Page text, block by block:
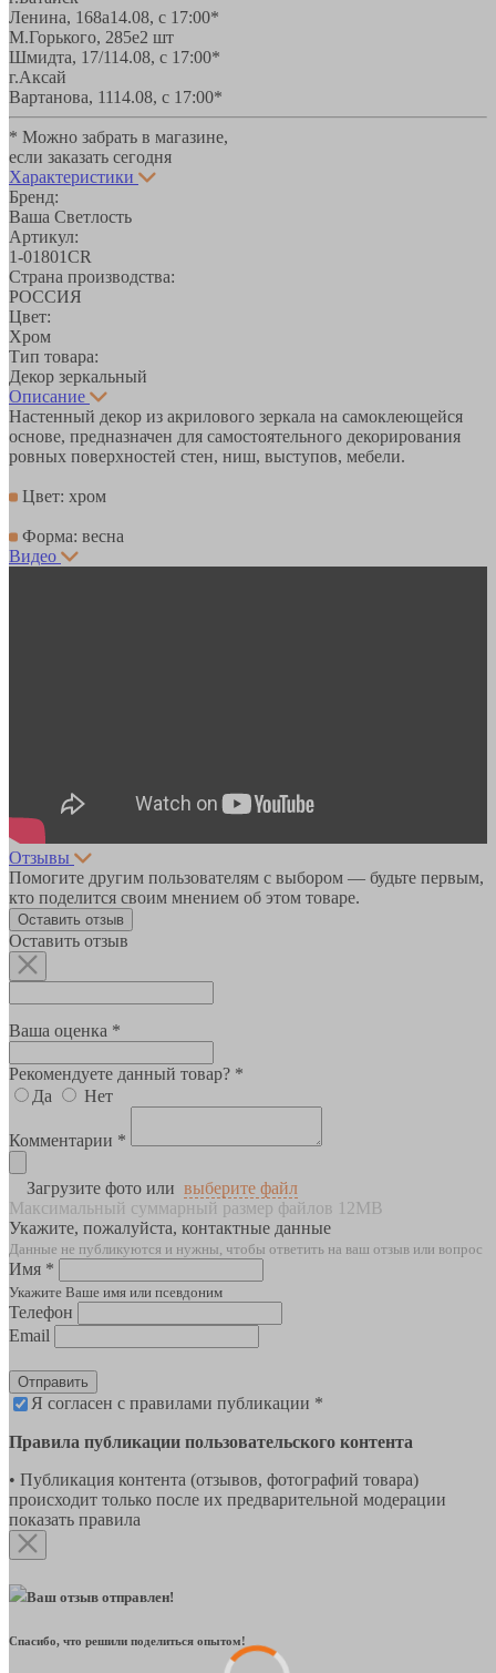
Ленина, 168а14.08, с 17:00*
М.Горького, 285е2 шт
Шмидта, 17/114.08, с 17:00*
г.Аксай
Вартанова, 1114.08, с 17:00*
* Можно забрать в магазине,
если заказать сегодня
Характеристики
Бренд:
Ваша Светлость
Артикул:
1-01801CR
Страна производства:
РОССИЯ
Цвет:
Хром
Тип товара:
Декор зеркальный
Описание
Настенный декор из акрилового зеркала на самоклеющейся
основе, предназначен для самостоятельного декорирования
ровных поверхностей стен, ниш, выступов, мебели.
Цвет: хром
Форма: весна
Видео
Отзывы
Помогите другим пользователям с выбором — будьте первым,
кто поделится своим мнением об этом товаре.
Оставить отзыв
Оставить отзыв
Ваша оценка *
Рекомендуете данный товар? *
Да
Нет
Комментарии *
Загрузите фото или выберите файл
Максимальный суммарный размер файлов 12MB
Укажите, пожалуйста, контактные данные
Данные не публикуются и нужны, чтобы ответить на ваш отзыв или вопрос
Имя *
Укажите Ваше имя или псевдоним
Телефон
Email
Отправить
Я согласен с правилами публикации *
Правила публикации пользовательского контента
• Публикация контента (отзывов, фотографий товара)
происходит только после их предварительной модерации
показать правила
Ваш отзыв отправлен!
Спасибо, что решили поделиться опытом!